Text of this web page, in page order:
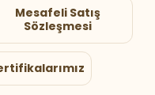
Mesafeli Satış
Sözleşmesi